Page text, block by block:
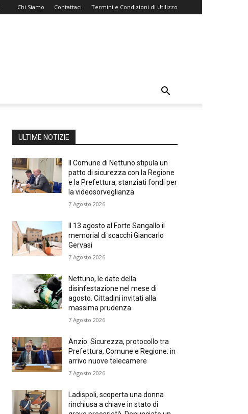
Chi Siamo Contattaci Termini e Condizioni di Utilizzo
ULTIME NOTIZIE
Il Comune di Nettuno stipula un
patto di sicurezza con la Regione
e la Prefettura, stanziati fondi per
la videosorveglianza
7 Agosto 2026
Il 13 agosto al Forte Sangallo il
memorial di scacchi Giancarlo
Gervasi
7 Agosto 2026
Nettuno, le date della
disinfestazione nel mese di
agosto. Cittadini invitati alla
massima prudenza
7 Agosto 2026
Anzio. Sicurezza, protocollo tra
Prefettura, Comune e Regione: in
arrivo nuove telecamere
7 Agosto 2026
Ladispoli, scoperta una donna
rinchiusa a chiave in stato di